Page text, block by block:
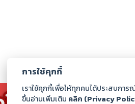
ร่วมงานกับเรา | ดาวน์โหลด
การใช้คุกกี้
เราใช้คุกกี้เพื่อให้ทุกคนได้ประสบการ
ขึ้นอ่านเพิ่มเติม คลิก (Privacy